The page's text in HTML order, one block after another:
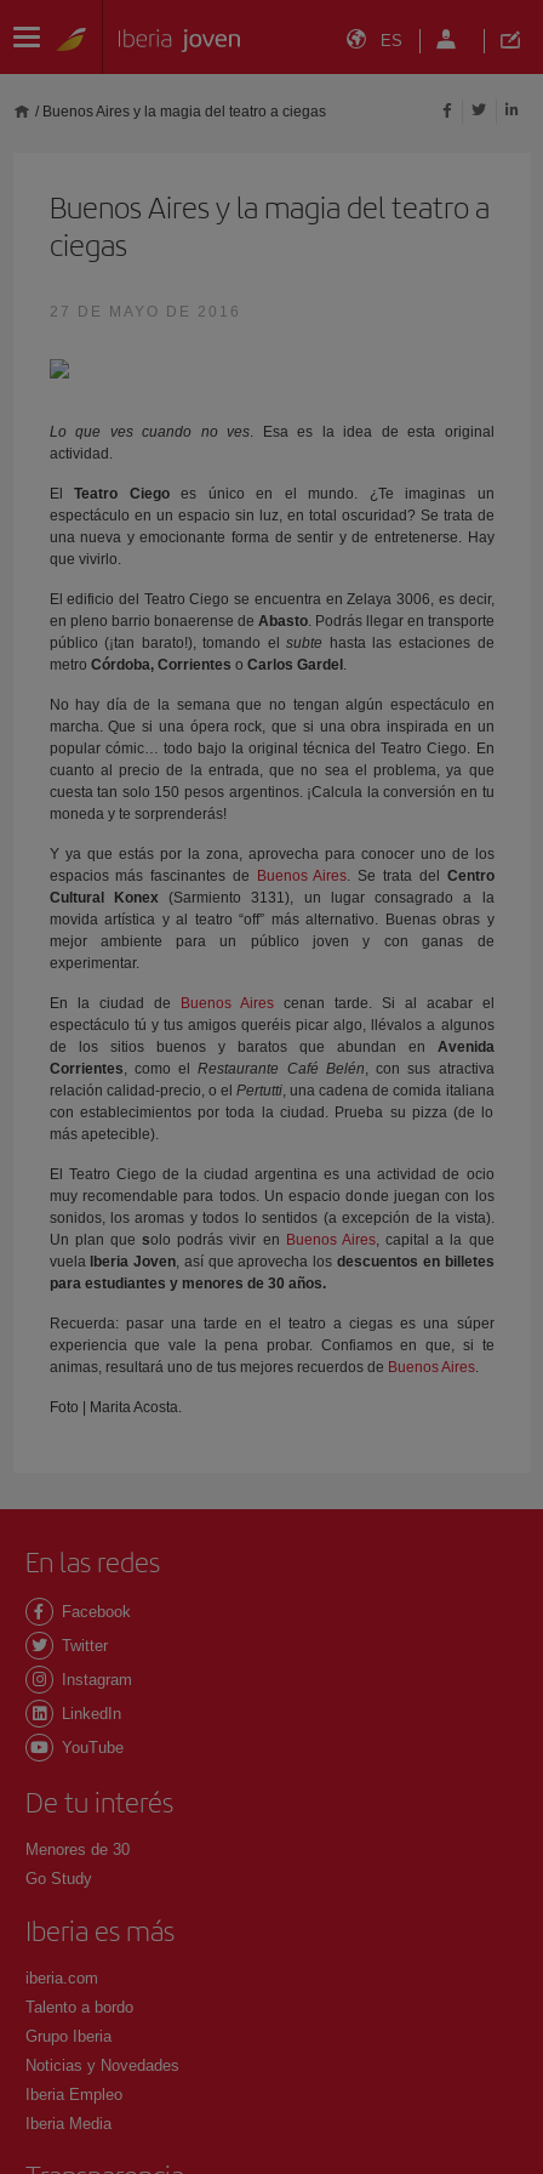
ES
/ Buenos Aires y la magia del teatro a ciegas
Buenos Aires y la magia del teatro a
ciegas
27 DE MAYO DE 2016
Lo que ves cuando no ves. Esa es la idea de esta original
actividad.
El Teatro Ciegoes único en el mundo. ¿Te imaginas un
espectáculo en un espacio sin luz, en total oscuridad? Se trata de
una nueva y emocionante forma de sentir y de entretenerse. Hay
que vivirlo.
El edificio del Teatro Ciego se encuentra en Zelaya 3006, es decir,
en pleno barrio bonaerense de Abasto. Podrás llegar en transporte
público (¡tan barato!), tomando elsubte hasta las estaciones de
metro Córdoba, Corrientes o Carlos Gardel .
No hay día de la semana que no tengan algún espectáculo en
marcha. Que si una ópera rock, que si una obra inspirada en un
popular cómic… todo bajo la original técnica del Teatro Ciego. En
cuanto al precio de la entrada, que no sea el problema, ya que
cuesta tan solo 150 pesos argentinos. ¡Calcula la conversión en tu
moneda y te sorprenderás!
Y ya que estás por la zona, aprovecha para conocer uno de los
espacios más fascinantes de
Buenos Aires. Se trata del Centro
Cultural Konex(Sarmiento 3131), un lugar consagrado a la
movida artística y al teatro “off” más alternativo. Buenas obras y
mejor ambiente para un público joven y con ganas de
experimentar.
En la ciudad de Buenos Airescenan tarde. Si al acabar el
espectáculo tú y tus amigos queréis picar algo, llévalos a algunos
de los sitios buenos y baratos que abundan en Avenida
Corrientes, como elRestaurante Café Belén, con sus atractiva
relación calidad-precio, o el Pertutti, una cadena de comida italiana
con establecimientos por toda la ciudad. Prueba su pizza (de lo
más apetecible).
El Teatro Ciego de la ciudad argentina es una actividad de ocio
muy recomendable para todos. Un espacio donde juegan con los
sonidos, los aromas y todos lo sentidos (a excepción de la vista).
Un plan que solo podrás vivir en Buenos Aires, capital a la que
vuela Iberia Joven, así que aprovecha los descuentos en billetes
para estudiantes y menores de 30 años.
Recuerda: pasar una tarde en el teatro a ciegas es una súper
experiencia que vale la pena probar. Confiamos en que, si te
animas, resultará uno de tus mejores recuerdos de Buenos Aires.
Foto | Marita Acosta.
En las redes
Facebook
Twitter
Instagram
LinkedIn
YouTube
De tu interés
Menores de 30
Go Study
Iberia es más
iberia.com
Talento a bordo
Grupo Iberia
Noticias y Novedades
Iberia Empleo
Iberia Media